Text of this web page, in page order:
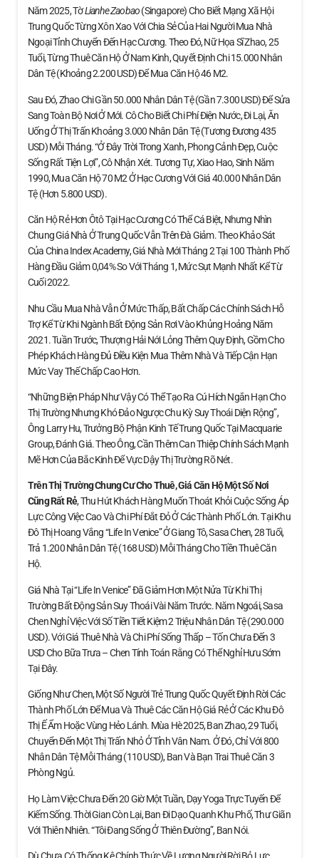
Năm 2025, TờLianhe Zaobao(Singapore) Cho Biết Mạng Xã Hội
Trung Quốc Từng Xôn Xao Với Chia Sẻ Của Hai Người Mua Nhà
Ngoại Tỉnh Chuyển Đến Hạc Cương. Theo Đó, Nữ Họa Sĩ Zhao, 25
Tuổi, Từng Thuê Căn Hộ Ở Nam Kinh, Quyết Định Chi 15.000 Nhân
Dân Tệ (khoảng 2.200 USD) Để Mua Căn Hộ 46 M2.
Sau Đó, Zhao Chi Gần 50.000 Nhân Dân Tệ (gần 7.300 USD) Để Sửa
Sang Toàn Bộ Nơi Ở Mới. Cô Cho Biết Chi Phí Điện Nước, Đi Lại, Ăn
Uống Ở Thị Trấn Khoảng 3.000 Nhân Dân Tệ (tương Đương 435
USD) Mỗi Tháng. “Ở Đây Trời Trong Xanh, Phong Cảnh Đẹp, Cuộc
Sống Rất Tiện Lợi”, Cô Nhận Xét. Tương Tự, Xiao Hao, Sinh Năm
1990, Mua Căn Hộ 70 M2 Ở Hạc Cương Với Giá 40.000 Nhân Dân
Tệ (hơn 5.800 USD).
Căn Hộ Rẻ Hơn Ôtô Tại Hạc Cương Có Thể Cá Biệt, Nhưng Nhìn
Chung Giá Nhà Ở Trung Quốc Vẫn Trên Đà Giảm. Theo Khảo Sát
Của China Index Academy, Giá Nhà Mới Tháng 2 Tại 100 Thành Phố
Hàng Đầu Giảm 0,04% So Với Tháng 1, Mức Sụt Mạnh Nhất Kể Từ
Cuối 2022.
Nhu Cầu Mua Nhà Vẫn Ở Mức Thấp, Bất Chấp Các Chính Sách Hỗ
Trợ Kể Từ Khi Ngành Bất Động Sản Rơi Vào Khủng Hoảng Năm
2021. Tuần Trước, Thượng Hải Nới Lỏng Thêm Quy Định, Gồm Cho
Phép Khách Hàng Đủ Điều Kiện Mua Thêm Nhà Và Tiếp Cận Hạn
Mức Vay Thế Chấp Cao Hơn.
“Những Biện Pháp Như Vậy Có Thể Tạo Ra Cú Hích Ngắn Hạn Cho
Thị Trường Nhưng Khó Đảo Ngược Chu Kỳ Suy Thoái Diện Rộng”,
Ông Larry Hu, Trưởng Bộ Phận Kinh Tế Trung Quốc Tại Macquarie
Group, Đánh Giá. Theo Ông, Cần Thêm Can Thiệp Chính Sách Mạnh
Mẽ Hơn Của Bắc Kinh Để Vực Dậy Thị Trường Rõ Nét.
Trên Thị Trường Chung Cư Cho Thuê, Giá Căn HộMột Số Nơi
Cũng Rất Rẻ, Thu Hút Khách Hàng Muốn Thoát Khỏi Cuộc Sống Áp
Lực Công Việc Cao Và Chi Phí Đắt Đỏ Ở Các Thành Phố Lớn. Tại Khu
Đô Thị Hoang Vắng “Life In Venice” Ở Giang Tô, Sasa Chen, 28 Tuổi,
Trả 1.200 Nhân Dân Tệ (168 USD) Mỗi Tháng Cho Tiền Thuê Căn
Hộ.
Giá Nhà Tại “Life In Venice” Đã Giảm Hơn Một Nửa Từ Khi Thị
Trường Bất Động Sản Suy Thoái Vài Năm Trước. Năm Ngoái, Sasa
Chen Nghỉ Việc Với Số Tiền Tiết Kiệm 2 Triệu Nhân Dân Tệ (290.000
USD). Với Giá Thuê Nhà Và Chi Phí Sống Thấp – Tốn Chưa Đến 3
USD Cho Bữa Trưa – Chen Tính Toán Rằng Có Thể Nghỉ Hưu Sớm
Tại Đây.
Giống Như Chen, Một Số Người Trẻ Trung Quốc Quyết Định Rời Các
Thành Phố Lớn Để Mua Và Thuê Các Căn Hộ Giá Rẻ Ở Các Khu Đô
Thị Ế Ẩm Hoặc Vùng Hẻo Lánh. Mùa Hè 2025, Ban Zhao, 29 Tuổi,
Chuyển Đến Một Thị Trấn Nhỏ Ở Tỉnh Vân Nam. Ở Đó, Chỉ Với 800
Nhân Dân Tệ Mỗi Tháng (110 USD), Ban Và Bạn Trai Thuê Căn 3
Phòng Ngủ.
Họ Làm Việc Chưa Đến 20 Giờ Một Tuần, Dạy Yoga Trực Tuyến Để
Kiếm Sống. Thời Gian Còn Lại, Ban Đi Dạo Quanh Khu Phố, Thư Giãn
Với Thiên Nhiên. “Tôi Đang Sống Ở Thiên Đường”, Ban Nói.